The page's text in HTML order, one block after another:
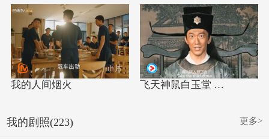
正片
我的人间烟火 飞天神鼠白玉堂 …
更多>
我的剧照(223)